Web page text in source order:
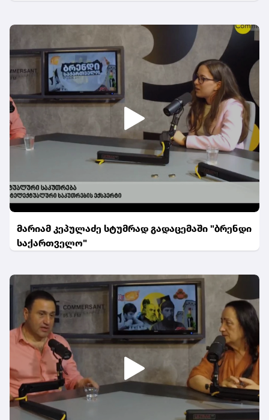
მარიამ კეპულაძე სტუმრად გადაცემაში "ბრენდი
საქართველო"